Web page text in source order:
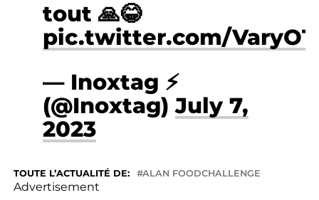
tout 🙏😂
pic.twitter.com/
— Inoxtag ⚡️
(@Inoxtag)July 7,
2023
TOUTE L’ACTUALITÉ DE: ALAN FOODCHALLENGE
Advertisement